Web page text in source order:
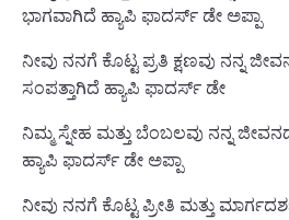
ಭಾಗವಾಗಿದೆ ಹ್ಯಾಪಿ ಫಾದರ್ಸ್ ಡೇ ಅಪ್ಪಾ
ನೀವು ನನಗೆ ಕೊಟ್ಟ ಪ್ರತಿ ಕ್ಷಣವು ನನ್ನ
ಸಂಪತ್ತಾಗಿದೆ ಹ್ಯಾಪಿ ಫಾದರ್ಸ್ ಡೇ
ನಿಮ್ಮ ಸ್ನೇಹ ಮತ್ತು ಬೆಂಬಲವು ನನ್ನ
ಹ್ಯಾಪಿ ಫಾದರ್ಸ್ ಡೇ ಅಪ್ಪಾ
ನೀವು ನನಗೆ ಕೊಟ್ಟ ಪ್ರೀತಿ ಮತ್ತು